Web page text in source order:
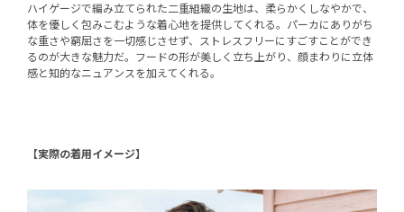
ハイゲージで編み立てられた二重組織の生地は、柔らかくしなやかで、
体を優しく包みこむような着心地を提供してくれる。パーカにありがち
な重さや窮屈さを一切感じさせず、ストレスフリーにすごすことができ
るのが大きな魅力だ。フードの形が美しく立ち上がり、顔まわりに立体
感と知的なニュアンスを加えてくれる。
【実際の着用イメージ】